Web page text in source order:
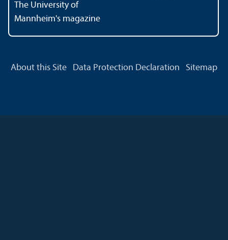
The University of
Mannheim's magazine
About this Site Data Protection Declaration Sitemap